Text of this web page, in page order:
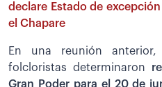
declare Estado de
el Chapare
En una reunión
folcloristas determinaron
Gran Poder para el 20 de